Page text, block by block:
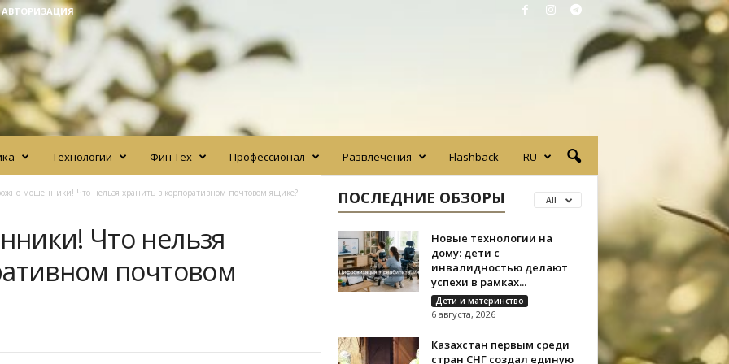
АВТОРИЗАЦИЯ
Технологии Фин Тех Профессионал Развлечения Flashback RU
мошенники! Что нельзя хранить в корпоративном почтовом ящике?
Что нельзя
почтовом
ПОСЛЕДНИЕ ОБЗОРЫ All
Новые технологии на
дому: дети с
инвалидностью делают
успехи в рамках...
Дети и материнство
6 августа, 2026
Казахстан первым среди
стран СНГ создал единую